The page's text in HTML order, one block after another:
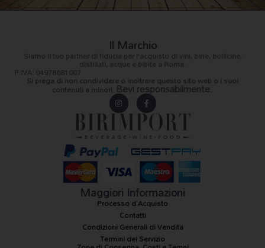
Il Marchio
Si prega di non condividere o inoltrare questo sito web o i suoi
contenuti a minori. Bevi responsabilmente.
In
s
t
g
r
a
F
a
c
eb
o
o
k
-f
Maggiori Informazioni
Processo d'Acquisto
Contatti
Condizioni Generali di Vendita
Termini del Servizio